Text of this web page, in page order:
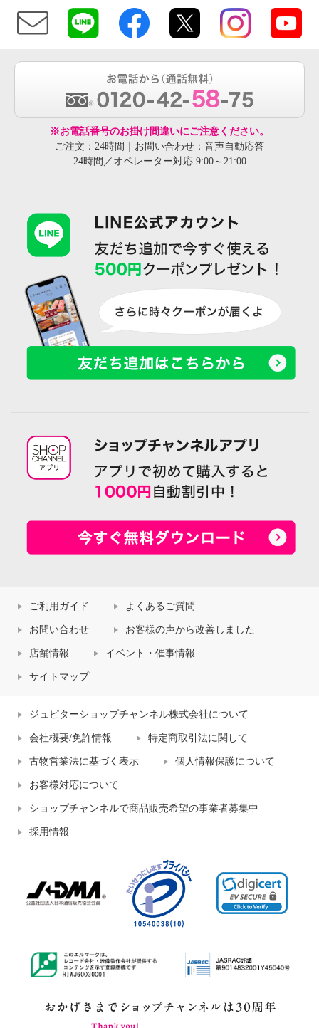
※お電話番号のお掛け間違いにご注意ください。
ご注文：24時間｜お問い合わせ：音声自動応答
24時間／オペレーター対応 9:00～21:00
ご利用ガイド よくあるご質問
お問い合わせ お客様の声から改善しました
店舗情報 イベント・催事情報
サイトマップ
ジュピターショップチャンネル株式会社について
会社概要/免許情報 特定商取引法に関して
古物営業法に基づく表示 個人情報保護について
お客様対応について
ショップチャンネルで商品販売希望の事業者募集中
採用情報